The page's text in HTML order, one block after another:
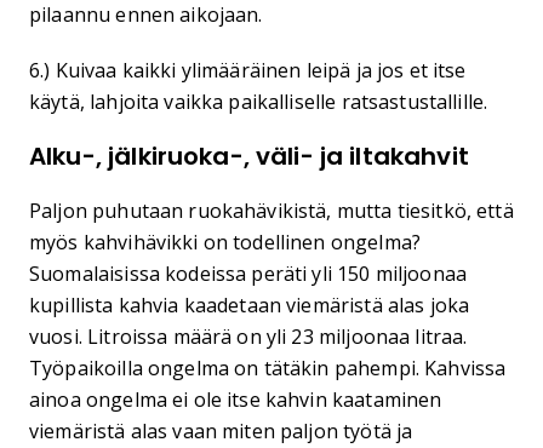
pilaannu ennen aikojaan.
6.) Kuivaa kaikki ylimääräinen leipä ja jos et itse
käytä, lahjoita vaikka paikalliselle ratsastustallille.
Alku-, jälkiruoka-, väli- ja iltakahvit
Paljon puhutaan ruokahävikistä, mutta tiesitkö, että
myös kahvihävikki on todellinen ongelma?
Suomalaisissa kodeissa peräti yli 150 miljoonaa
kupillista kahvia kaadetaan viemäristä alas joka
vuosi. Litroissa määrä on yli 23 miljoonaa litraa.
Työpaikoilla ongelma on tätäkin pahempi. Kahvissa
ainoa ongelma ei ole itse kahvin kaataminen
viemäristä alas vaan miten paljon työtä ja